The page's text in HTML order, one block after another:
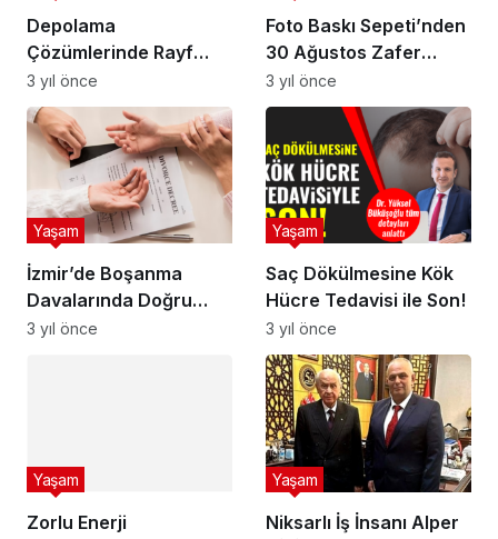
Depolama
Çözümlerinde Rayf
Teknik’in İnovasyonu
3 yıl önce
Foto Baskı Sepeti’nden
30 Ağustos Zafer
Bayramı Kutlama
Mesajı:
3 yıl önce
İzmir’de Boşanma
Davalarında Doğru
Adres Deniz Hukuk
Yaşam
3 yıl önce
Saç Dökülmesine Kök
Hücre Tedavisi ile Son!
Yaşam
3 yıl önce
Niksarlı İş İnsanı Alper
Yaşam